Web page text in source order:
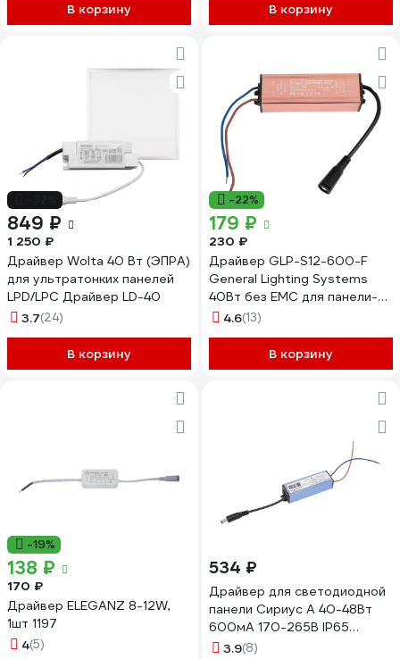
В корзину В корзину
849 ₽
1 250 ₽
Драйвер Wolta 40 Вт (ЭПРА)
для ультратонких панелей
LPD/LPC Драйвер LD-40
3.7(24)
В корзину
-22%
179 ₽
230 ₽
Драйвер GLP-S12-600-F
General Lighting Systems
40Вт без EMC для панели-
рамки GALP-WF 439639
4.6(13)
В корзину
-19%
138 ₽
170 ₽
Драйвер ELEGANZ 8-12W,
1шт 1197
4(5)
534 ₽
Драйвер для светодиодной
панели Сириус А 40-48Вт
600мА 170-265В IP65
СириусА SPL-40W-Driver
3.9(8)